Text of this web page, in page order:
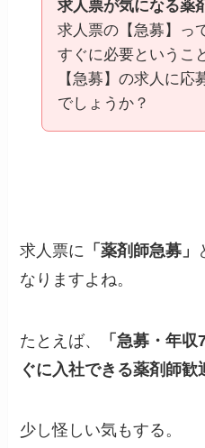
求人票が気になる薬
求人票の【急募】っ
すぐに必要というこ
【急募】の求人に応
でしょうか？
求人票に 「薬剤師急募」
なりますよね。
たとえば、 「急募・年
ぐに入社できる薬剤師歓
少し怪しい気もする。